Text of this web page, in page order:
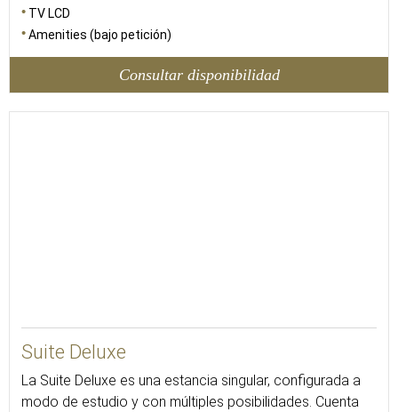
TV LCD
Amenities (bajo petición)
Consultar disponibilidad
Suite Deluxe
La Suite Deluxe es una estancia singular, configurada a
modo de estudio y con múltiples posibilidades. Cuenta